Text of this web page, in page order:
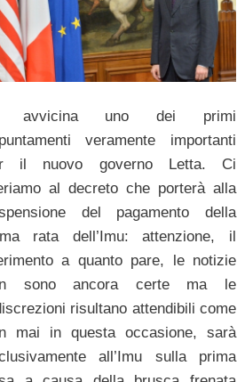
avvicina uno dei primi
veramente importanti
il nuovo governo Letta. Ci
al decreto che porterà alla
del pagamento della
rata dell’Imu: attenzione, il
a quanto pare, le notizie
sono ancora certe ma le
risultano attendibili come
mai in questa occasione, sarà
all’Imu sulla prima